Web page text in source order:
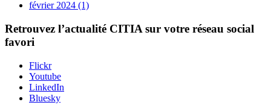
février 2024 (1)
Retrouvez l’actualité CITIA sur votre réseau social
favori
Flickr
Youtube
LinkedIn
Bluesky